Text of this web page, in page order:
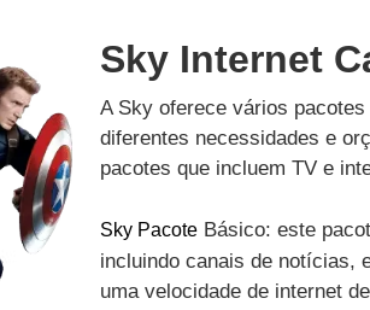
Sky Internet
A Sky oferece vários
diferentes necessidades e
pacotes que incluem TV e
Sky Pacote Básico: este
incluindo canais de notícias,
uma velocidade de internet